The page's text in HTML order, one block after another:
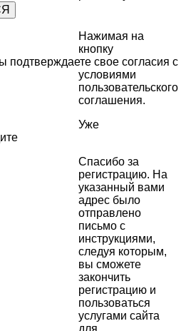
Нажимая на
кнопку
подтверждаете свое согласия с
условиями
пользовательского
соглашения.
Уже
Спасибо за
регистрацию. На
указанный вами
адрес было
отправлено
письмо с
инструкциями,
следуя которым,
вы сможете
закончить
регистрацию и
пользоваться
услугами сайта
для